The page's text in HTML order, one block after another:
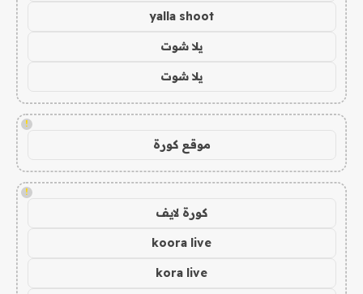
yalla shoot
يلا شوت
يلا شوت
!
موقع كورة
!
كورة لايف
koora live
kora live